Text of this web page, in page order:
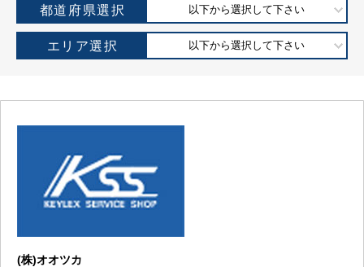
都道府県選択 以下から選択して下さい
エリア選択 以下から選択して下さい
(株)オオツカ